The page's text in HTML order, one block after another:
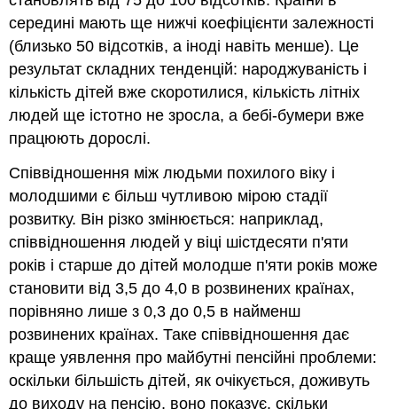
середині мають ще нижчі коефіцієнти залежності
(близько 50 відсотків, а іноді навіть менше). Це
результат складних тенденцій: народжуваність і
кількість дітей вже скоротилися, кількість літніх
людей ще істотно не зросла, а бебі-бумери вже
працюють дорослі.
Співвідношення між людьми похилого віку і
молодшими є більш чутливою мірою стадії
розвитку. Він різко змінюється: наприклад,
співвідношення людей у віці шістдесяти п'яти
років і старше до дітей молодше п'яти років може
становити від 3,5 до 4,0 в розвинених країнах,
порівняно лише з 0,3 до 0,5 в найменш
розвинених країнах. Таке співвідношення дає
краще уявлення про майбутні пенсійні проблеми:
оскільки більшість дітей, як очікується, доживуть
до виходу на пенсію, воно показує, скільки